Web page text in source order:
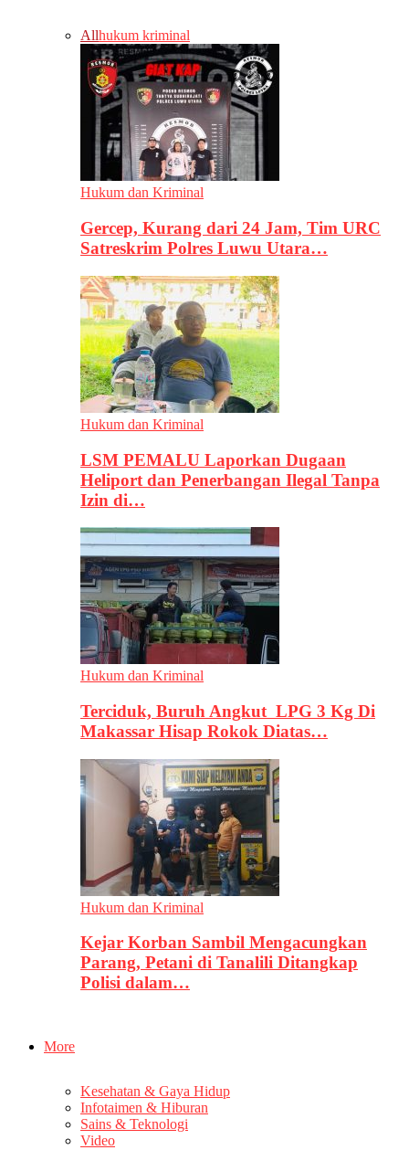
Allhukum kriminal
Hukum dan Kriminal
Gercep, Kurang dari 24 Jam, Tim URC
Satreskrim Polres Luwu Utara…
Hukum dan Kriminal
LSM PEMALU Laporkan Dugaan
Heliport dan Penerbangan Ilegal Tanpa
Izin di…
Hukum dan Kriminal
Terciduk, Buruh Angkut LPG 3 Kg Di
Makassar Hisap Rokok Diatas…
Hukum dan Kriminal
Kejar Korban Sambil Mengacungkan
Parang, Petani di Tanalili Ditangkap
Polisi dalam…
More
Kesehatan & Gaya Hidup
Infotaimen & Hiburan
Sains & Teknologi
Video